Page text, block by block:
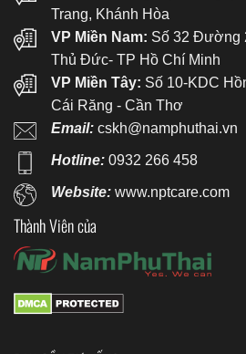
Trang, Khánh Hòa
VP Miền Nam: Số 32 Đường
Thủ Đức- TP Hồ Chí Minh
VP Miền Tây: Số 10-KDC
Cái Răng - Cần Thơ
Email: cskh@namphuthai.vn
Hotline: 0932 266 458
Website:www.nptcare.com
Thành Viên của